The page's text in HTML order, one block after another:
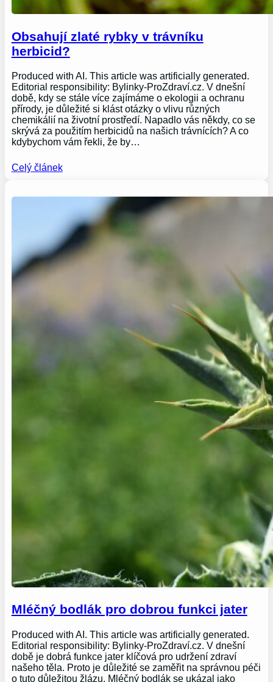
Obsahují zlaté rybky v trávníku
herbicid?
Produced with AI. This article was artificially generated.
Editorial responsibility: Bylinky-ProZdraví.cz. V dnešní
době, kdy se stále více zajímáme o ekologii a ochranu
přírody, je důležité si klást otázky o vlivu různých
chemikálií na životní prostředí. Napadlo vás někdy, co se
skrývá za použitím herbicidů na našich trávnících? A co
kdybychom vám řekli, že by…
Celý článek
Mléčný bodlák pro dobrou funkci jater
Produced with AI. This article was artificially generated.
Editorial responsibility: Bylinky-ProZdraví.cz. V dnešní
době je dobrá funkce jater klíčová pro udržení zdraví
našeho těla. Proto je důležité se zaměřit na správnou péči
o tuto důležitou žlázu. Mléčný bodlák se ukázal jako